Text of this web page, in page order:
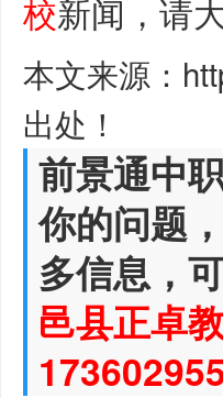
校新闻，请
本文来源：
出处！
前景通中
你的问题
多信息，
邑县正卓